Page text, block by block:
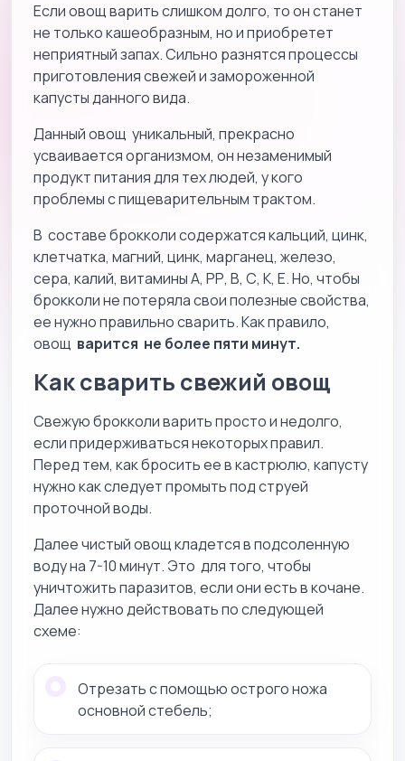
Если овощ варить слишком долго, то он станет
не только кашеобразным, но и приобретет
неприятный запах. Сильно разнятся процессы
приготовления свежей и замороженной
капусты данного вида.
Данный овощ уникальный, прекрасно
усваивается организмом, он незаменимый
продукт питания для тех людей, у кого
проблемы с пищеварительным трактом.
В составе брокколи содержатся кальций, цинк,
клетчатка, магний, цинк, марганец, железо,
сера, калий, витамины А, РР, В, С, К, Е. Но, чтобы
брокколи не потеряла свои полезные свойства,
ее нужно правильно сварить. Как правило,
овощ варится не более пяти минут.
Как сварить свежий овощ
Свежую брокколи варить просто и недолго,
если придерживаться некоторых правил.
Перед тем, как бросить ее в кастрюлю, капусту
нужно как следует промыть под струей
проточной воды.
Далее чистый овощ кладется в подсоленную
воду на 7-10 минут. Это для того, чтобы
уничтожить паразитов, если они есть в кочане.
Далее нужно действовать по следующей
схеме:
Отрезать с помощью острого ножа
основной стебель;